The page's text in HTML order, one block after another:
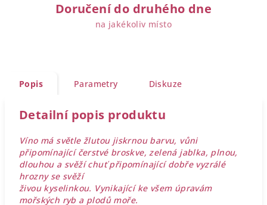
Doručení do druhého dne
na jakékoliv místo
Popis Parametry Diskuze
Detailní popis produktu
Víno má světle žlutou jiskrnou barvu, vůni
připomínající čerstvé broskve, zelená jablka, plnou,
dlouhou a svěží chuť připomínající dobře vyzrálé
hrozny se svěží
živou kyselinkou. Vynikající ke všem úpravám
mořských ryb a plodů moře.